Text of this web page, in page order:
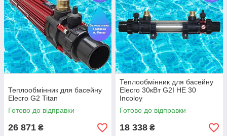
Теплообмінник для басейну
Elecro G2 Titan
Готово до відправки
26 871 ₴
Теплообмінник для басейну
Elecro 30кВт G2I HE 30
Incoloy
Готово до відправки
18 338 ₴